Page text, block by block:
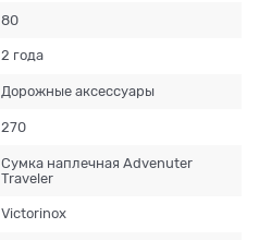
80
2 года
Дорожные аксессуары
270
Сумка наплечная Advenuter
Traveler
Victorinox